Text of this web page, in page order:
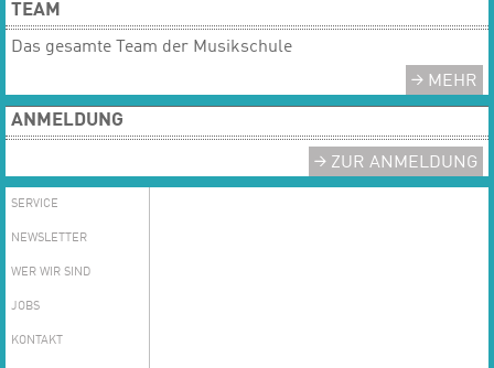
TEAM
Das gesamte Team der Musikschule
MEHR
ANMELDUNG
ZUR ANMELDUNG
SERVICE
NEWSLETTER
WER WIR SIND
JOBS
KONTAKT